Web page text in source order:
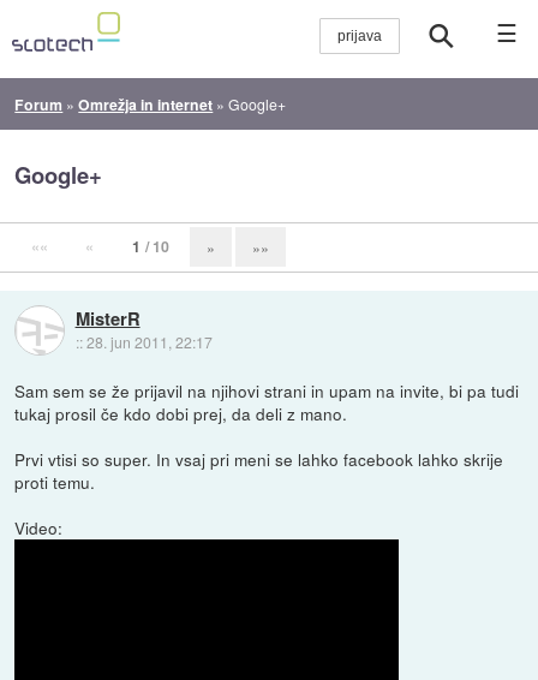
☰
Forum »Omrežja in internet »Google+
Google+
«« « 1 / 10 » »»
MisterR
::28. jun 2011, 22:17
Sam sem se že prijavil na njihovi strani in upam na invite, bi pa tudi
tukaj prosil če kdo dobi prej, da deli z mano.
Prvi vtisi so super. In vsaj pri meni se lahko facebook lahko skrije
proti temu.
Video: